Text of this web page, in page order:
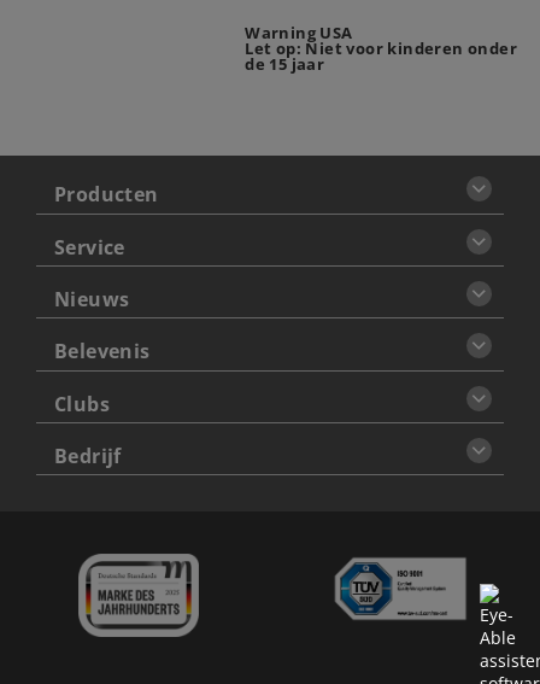
Warning USA
Let op: Niet voor kinderen onder
de 15 jaar
Producten
Service
Nieuws
Belevenis
Clubs
Bedrijf